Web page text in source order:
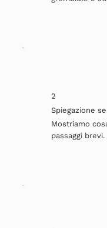
2
Spiegazione
Mostriamo
passaggi brevi.